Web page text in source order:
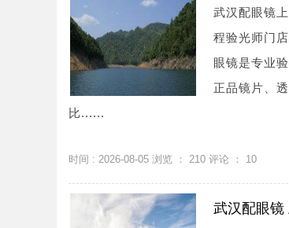
武汉配眼镜
程验光师门
眼镜是专业
正品镜片、
比......
时间 : 2026-08-05 浏览 ： 210 评论 ： 10
武汉配眼镜